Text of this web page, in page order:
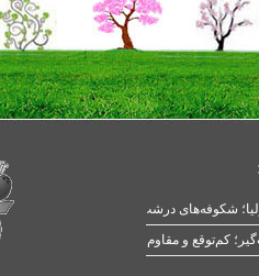
شکوفه‌های درشت در بهار